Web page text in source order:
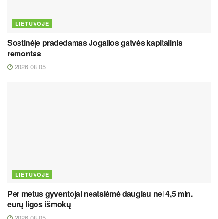
LIETUVOJE
Sostinėje pradedamas Jogailos gatvės kapitalinis
remontas
2026 08 05
LIETUVOJE
Per metus gyventojai neatsiėmė daugiau nei 4,5 mln.
eurų ligos išmokų
2026 08 05